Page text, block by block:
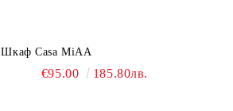
Шкаф Casa MiAA
€95.00 185.80лв.